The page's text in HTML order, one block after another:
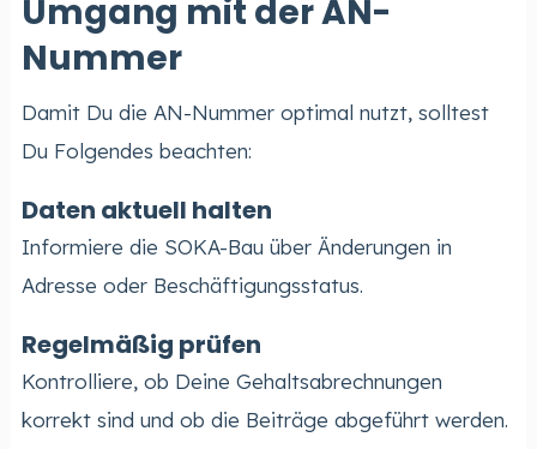
Umgang mit der AN-
Nummer
Damit Du die AN-Nummer optimal nutzt, solltest
Du Folgendes beachten:
Daten aktuell halten
Informiere die SOKA-Bau über Änderungen in
Adresse oder Beschäftigungsstatus.
Regelmäßig prüfen
Kontrolliere, ob Deine Gehaltsabrechnungen
korrekt sind und ob die Beiträge abgeführt werden.